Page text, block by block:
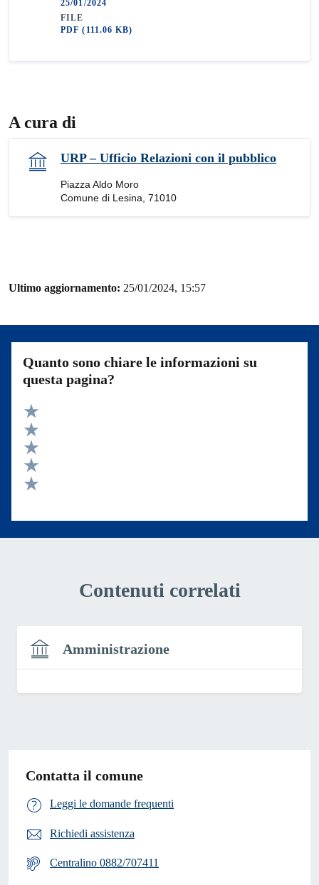
25/01/2024
FILE
PDF(111.06 KB)
A cura di
URP – Ufficio Relazioni con il pubblico
Piazza Aldo Moro
Comune di Lesina, 71010
Ultimo aggiornamento: 25/01/2024, 15:57
Quanto sono chiare le informazioni su
questa pagina?
Valuta 5 stelle su 5
Valuta 4 stelle su 5
Valuta 3 stelle su 5
Valuta 2 stelle su 5
Contenuti correlati
Amministrazione
Contatta il comune
Leggi le domande frequenti
Richiedi assistenza
Centralino 0882/707411